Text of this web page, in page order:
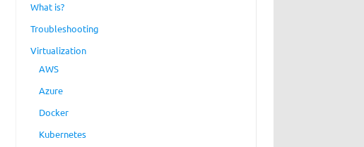
What is?
Troubleshooting
Virtualization
AWS
Azure
Docker
Kubernetes